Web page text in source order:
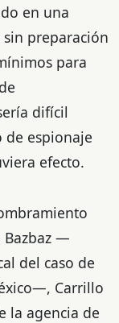
en una
preparación
para
difícil
de espionaje
efecto.
Bazbaz —
del caso de
Carrillo
la agencia de